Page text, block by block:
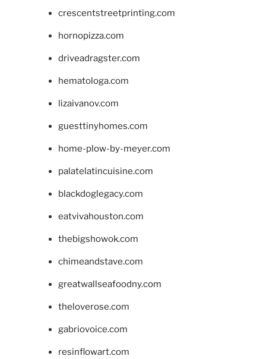
crescentstreetprinting.com
hornopizza.com
driveadragster.com
hematologa.com
lizaivanov.com
guesttinyhomes.com
home-plow-by-meyer.com
palatelatincuisine.com
blackdoglegacy.com
eatvivahouston.com
thebigshowok.com
chimeandstave.com
greatwallseafoodny.com
theloverose.com
gabriovoice.com
resinflowart.com